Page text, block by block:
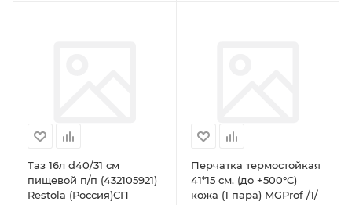
Таз 16л d40/31 см
пищевой п/п (432105921)
Restola (Россия)СП
Перчатка термостойкая
41*15 см. (до +500°С)
кожа (1 пара) MGProf /1/